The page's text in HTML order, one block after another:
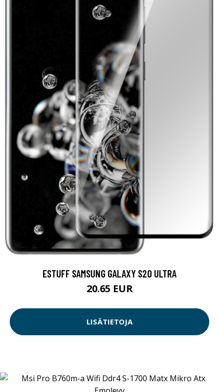
ESTUFF SAMSUNG GALAXY S20 ULTRA
20.65 EUR
LISÄTIETOJA